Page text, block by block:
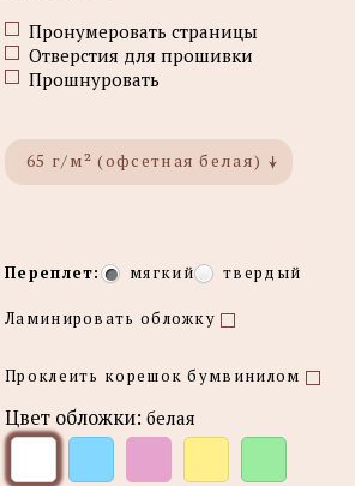
Пронумеровать страницы
Отверстия для прошивки
Прошнуровать
65 г/м² (офсетная белая)
Переплет: мягкий твердый
Ламинировать обложку
Проклеить корешок бумвинилом
Цвет обложки: белая